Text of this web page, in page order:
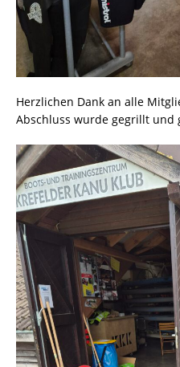
Herzlichen Dank an alle
Abschluss wurde gegrillt und